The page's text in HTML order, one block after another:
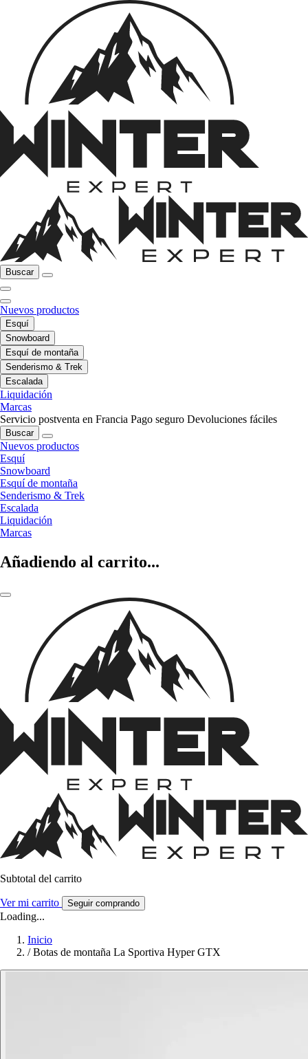
Buscar
Nuevos productos
Esquí
Snowboard
Esquí de montaña
Senderismo & Trek
Escalada
Liquidación
Marcas
Servicio postventa en Francia Pago seguro Devoluciones fáciles
Buscar
Nuevos productos
Esquí
Snowboard
Esquí de montaña
Senderismo & Trek
Escalada
Liquidación
Marcas
Añadiendo al carrito...
Subtotal del carrito
Ver mi carrito Seguir comprando
Loading...
Inicio
/ Botas de montaña La Sportiva Hyper GTX